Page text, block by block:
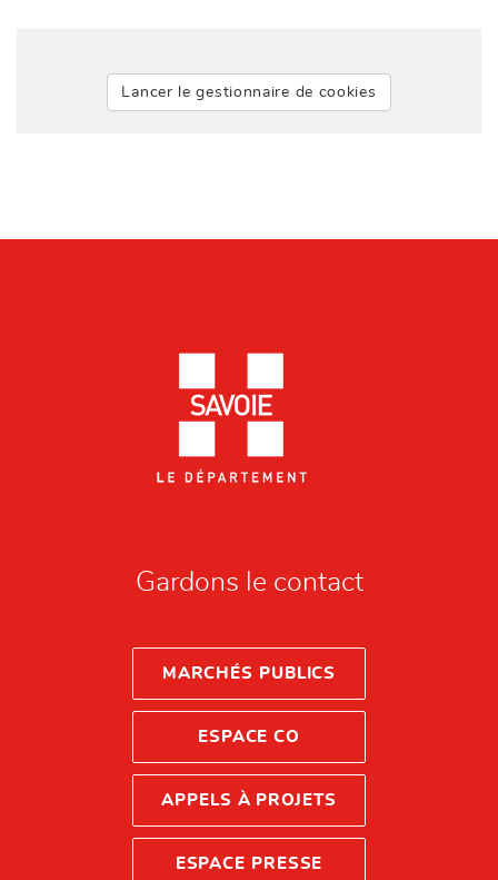
Lancer le gestionnaire de cookies
Gardons le contact
MARCHÉS PUBLICS
ESPACE CO
APPELS À PROJETS
ESPACE PRESSE